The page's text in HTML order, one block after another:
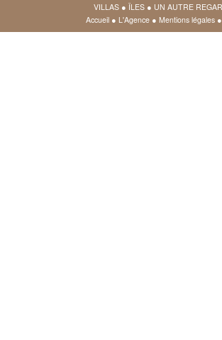
VILLAS ● ÎLES ● UN AUTRE
Accueil ● L'Agence ● Mentions légales